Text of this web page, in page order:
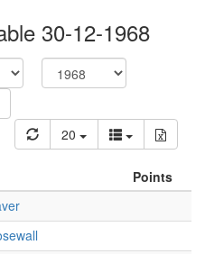
30-12-1968
20
Points